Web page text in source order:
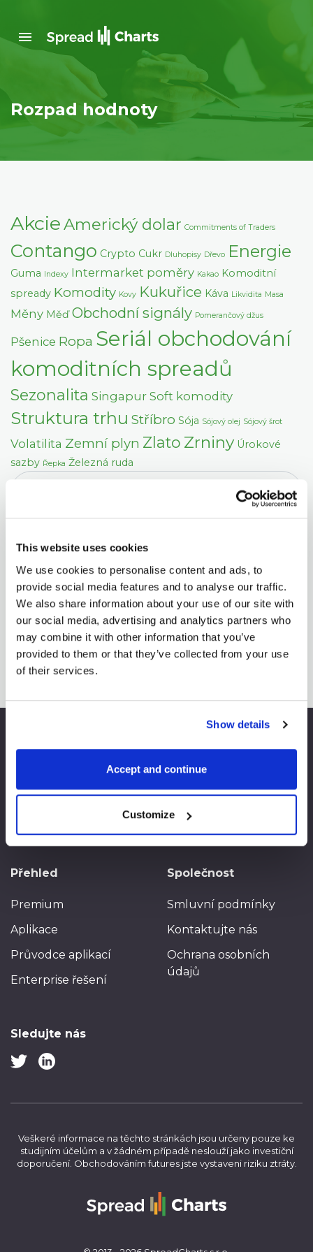
This website uses cookies
We use cookies to personalise content and ads, to
provide social media features and to analyse our traffic.
We also share information about your use of our site with
our social media, advertising and analytics partners who
may combine it with other information that you’ve
provided to them or that they’ve collected from your use
of their services.
Show details
Accept and continue
Customize
Rozpad hodnoty
AkcieAmerický dolar Commitments of Traders
Contango Crypto Cukr Dluhopisy Dřevo Energie
Guma Indexy Intermarket poměry Kakao Komoditní
spready Komodity Kovy Kukuřice Káva Likvidita Masa
Měny Měď Obchodní signály Pomerančový džus
Pšenice Ropa Seriál obchodování
komoditních spreadů
Sezonalita Singapur Soft komodity
Struktura trhu Stříbro Sója Sójový olej Sójový šrot
Volatilita Zemní plyn Zlato Zrniny Úrokové
sazby Řepka Železná ruda
DALŠÍ ČLÁNKY
Jsme ta správná volbapro analýzu komoditních
Přehled
Premium
Aplikace
Průvodce aplikací
Enterprise řešení
Společnost
Smluvní podmínky
Kontaktujte nás
Ochrana osobních
údajů
Sledujte nás
Veškeré informace na těchto stránkách jsou určeny pouze ke
studijním účelům a v žádném případě neslouží jako investiční
doporučení. Obchodováním futures jste vystaveni riziku ztráty.